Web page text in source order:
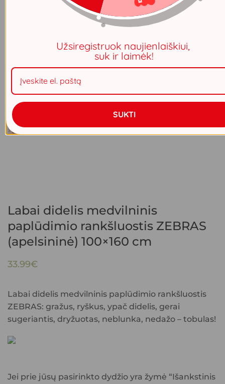
Labai didelis medvilninis
paplūdimio rankšluostis ZEBRAS
(apelsininė) 100×160 cm
33.99€
Labai didelis medvilninis paplūdimio rankšluostis
ZEBRAS: gražus, ryškus, ypač didelis, gerai
sugeriantis, dryžuotas, neblunka, nedažo – tobulas!
Jei prie jūsų pasirinkto dydžio yra žymė “Išankstinis
Užsiregistruok naujienlaiškiui,
suk ir laimėk!
SUKTI